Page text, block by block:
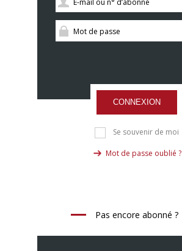
CONNEXION
Se souvenir de moi
Mot de passe oublié ?
Pas encore abonné ?